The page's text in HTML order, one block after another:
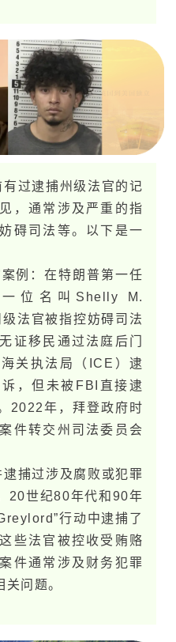
过逮捕州级法官的记
，通常涉及严重的指
碍司法等。以下是一
例：在特朗普第一任
位名叫Shelly M.
法官被指控妨碍司法
证移民通过法庭后门
关执法局（ICE）逮
，但未被FBI直接逮
2022年，拜登政府时
件转交州司法委员会
捕过涉及腐败或犯罪
20世纪80年代和90年
行动中逮捕了
些法官被控收受贿赂
件通常涉及财务犯罪
问题。